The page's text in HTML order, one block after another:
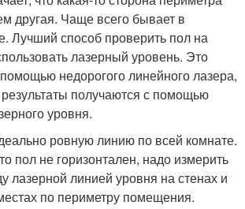
другая. Чаще всего бывает в
Лучший способ проверить пол на
лазерный уровень. Это
недорогого линейного лазера,
получаются с помощью
уровня.
ровную линию по всей комнате.
пол не горизонтален, надо измерить
лазерной линией уровня на стенах и
по периметру помещения.